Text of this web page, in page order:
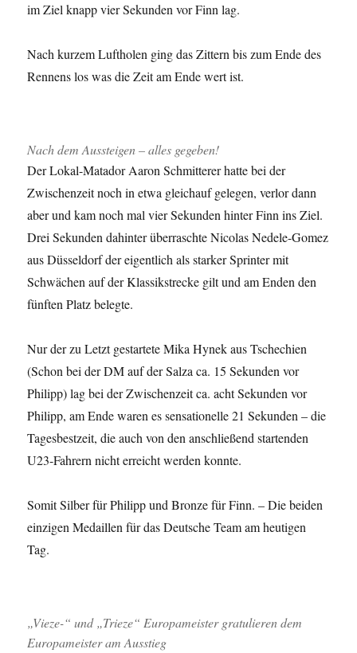
im Ziel knapp vier Sekunden vor Finn lag.
Nach kurzem Luftholen ging das Zittern bis zum Ende des
Rennens los was die Zeit am Ende wert ist.
Nach dem Aussteigen – alles gegeben!
Der Lokal-Matador Aaron Schmitterer hatte bei der
Zwischenzeit noch in etwa gleichauf gelegen, verlor dann
aber und kam noch mal vier Sekunden hinter Finn ins Ziel.
Drei Sekunden dahinter überraschte Nicolas Nedele-Gomez
aus Düsseldorf der eigentlich als starker Sprinter mit
Schwächen auf der Klassikstrecke gilt und am Enden den
fünften Platz belegte.
Nur der zu Letzt gestartete Mika Hynek aus Tschechien
(Schon bei der DM auf der Salza ca. 15 Sekunden vor
Philipp) lag bei der Zwischenzeit ca. acht Sekunden vor
Philipp, am Ende waren es sensationelle 21 Sekunden – die
Tagesbestzeit, die auch von den anschließend startenden
U23-Fahrern nicht erreicht werden konnte.
Somit Silber für Philipp und Bronze für Finn. – Die beiden
einzigen Medaillen für das Deutsche Team am heutigen
Tag.
„Vieze-“ und „Trieze“ Europameister gratulieren dem
Europameister am Ausstieg